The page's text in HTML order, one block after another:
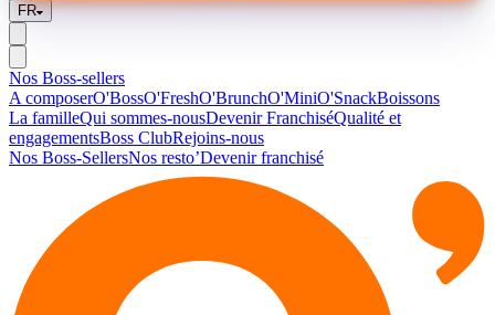
FR
Nos Boss-sellers
A composerO'BossO'FreshO'BrunchO'MiniO'SnackBoissons
La familleQui sommes-nousDevenir FranchiséQualité et
engagementsBoss ClubRejoins-nous
Nos Boss-SellersNos resto’Devenir franchisé